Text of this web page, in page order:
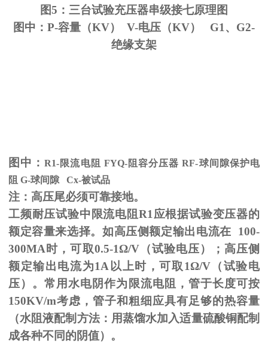
图5：三台试验充压器串级接七原理图
图中：P-容量（KV） V-电压（KV） G1、G2-
绝缘支架
图中：R1-限流电阻 FYQ-阻容分压器RF-球间隙保护电
阻 G-球间隙 Cx-被试品
注：高压尾必须可靠接地。
工频耐压试验中限流电阻 R1 应根据试验变压器的
额定容量来选择。如高压侧额定输出电流在 100-
300MA 时，可取0.5-1Ω/V（试验电压）；高压侧
额定输出电流为1A 以上时，可取 1Ω/V（试验电
压）。常用水电阴作为限流电阻，管于长度可按
150KV/m考虑，管子和粗细应具有足够的热容量
（水阻液配制方法：用蒸馏水加入适量硫酸铜配制
成各种不同的阴值）。